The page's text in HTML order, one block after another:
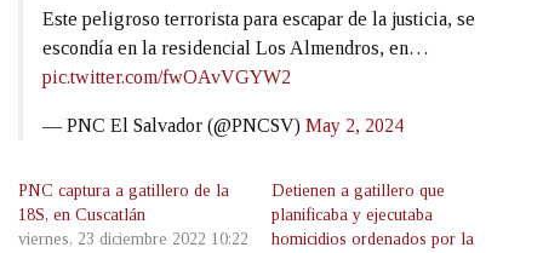
Este peligroso terrorista para escapar de la justicia, se
escondía en la residencial Los Almendros, en…
pic.twitter.com/fwOAvVGYW2
— PNC El Salvador (@PNCSV) May 2, 2024
PNC captura a gatillero de la
18S, en Cuscatlán
viernes, 23 diciembre 2022 10:22
Detienen a gatillero que
planificaba y ejecutaba
homicidios ordenados por la